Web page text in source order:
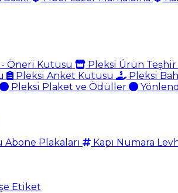
Öneri Kutusu Pleksi Ürün Teşhir
Pleksi Anket Kutusu
Pleksi
Pleksi Plaket ve Ödüller
Abone Plakaları
Kapı Numara
Etiket